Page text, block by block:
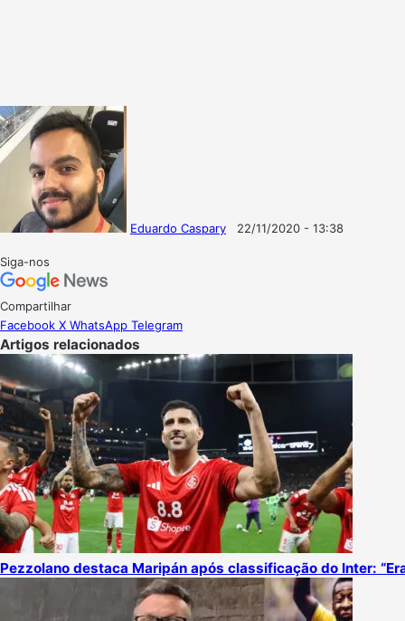
Eduardo Caspary
22/11/2020 - 13:38
Siga-nos
Compartilhar
Facebook X WhatsApp Telegram
Artigos relacionados
Pezzolano destaca Maripán após classificação do Inter: